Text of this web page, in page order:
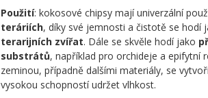
Použití: kokosové chipsy mají univerzální
teráriích, díky své jemnosti a čistotě se hodí
terarijních zvířat. Dále se skvěle hodí jako
substrátů, například pro orchideje a epifytní
zeminou, případně dalšími materiály, se
vysokou schopností udržet vlhkost.